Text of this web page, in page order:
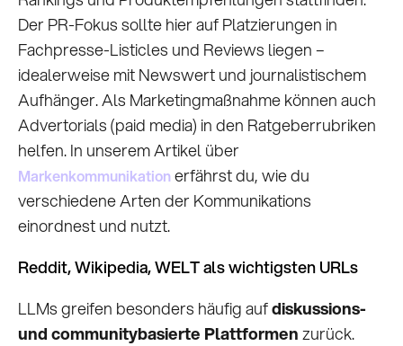
Der PR-Fokus sollte hier auf Platzierungen in
Fachpresse-Listicles und Reviews liegen –
idealerweise mit Newswert und journalistischem
Aufhänger. Als Marketingmaßnahme können auch
Advertorials (paid media) in den Ratgeberrubriken
helfen. In unserem Artikel über
Markenkommunikationerfährst du, wie du
verschiedene Arten der Kommunikations
einordnest und nutzt.
Reddit, Wikipedia, WELT als wichtigsten URLs
LLMs greifen besonders häufig aufdiskussions-
und communitybasierte Plattformenzurück.